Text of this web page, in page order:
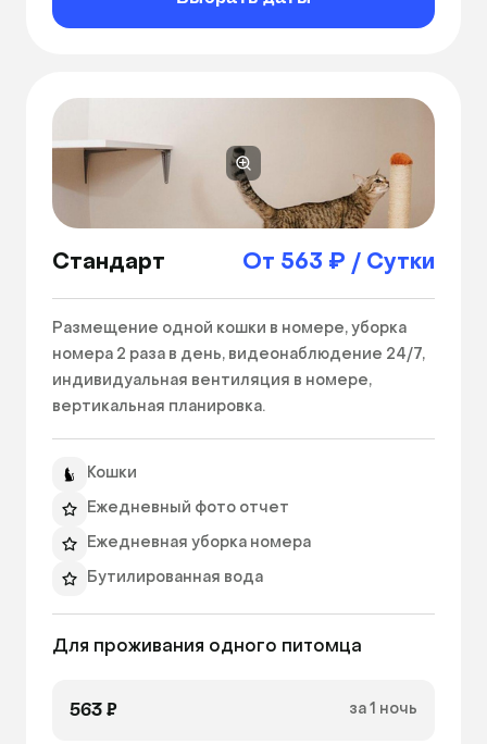
Длина номера: 1100ₘ
Сухой корм
Стандарт От 563 ₽ / Сутки
Размещение одной кошки в номере, уборка
номера 2 раза в день, видеонаблюдение 24/7,
индивидуальная вентиляция в номере,
вертикальная планировка.
Кошки
Ежедневный фото отчет
Ежедневная уборка номера
Бутилированная вода
Миски
Лоток
Длина номера: 1100ₘ
Для проживания одного питомца
563 ₽ за 1 ночь